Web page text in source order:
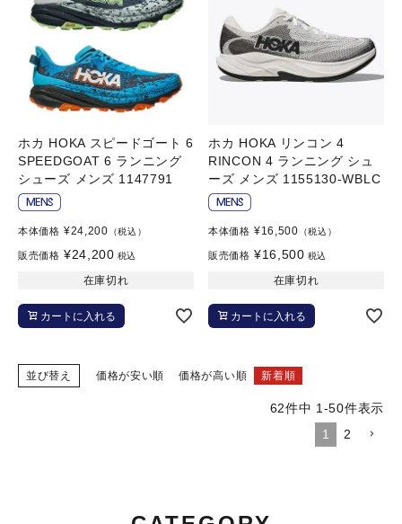
ホカ HOKA スピードゴート 6
SPEEDGOAT 6 ランニング
シューズ メンズ 1147791
本体価格 ¥24,200 （税込）
販売価格 ¥24,200 税込
在庫切れ
カートに入れる
ホカ HOKA リンコン 4
RINCON 4 ランニング シュ
ーズ メンズ 1155130-WBLC
本体価格 ¥16,500 （税込）
販売価格 ¥16,500 税込
在庫切れ
カートに入れる
並び替え 価格が安い順 価格が高い順 新着順
62件中 1 -50件表示
1
2